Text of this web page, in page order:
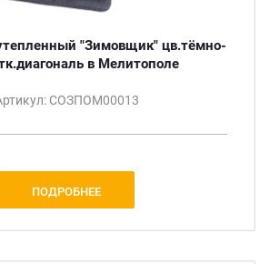
"Зимовщик" цв.тёмно-
в Мелитополе
СОЗПОМ00013
ПОДРОБНЕЕ